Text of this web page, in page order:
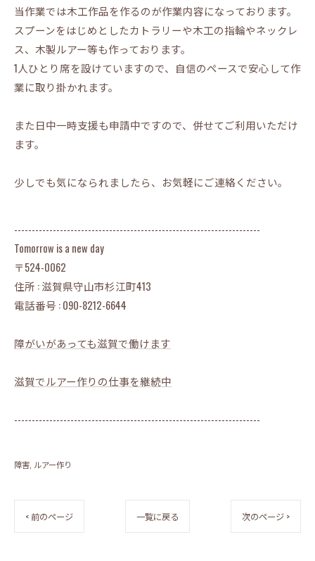
当作業では木工作品を作るのが作業内容になっております。
スプーンをはじめとしたカトラリーや木工の指輪やネックレ
ス、木製ルアー等も作っております。
1人ひとり席を設けていますので、自信のペースで安心して作
業に取り掛かれます。
また日中一時支援も申請中ですので、併せてご利用いただけ
ます。
少しでも気になられましたら、お気軽にご連絡ください。
----------------------------------------------------------------------
Tomorrow is a new day
〒524-0062
住所 : 滋賀県守山市杉江町413
電話番号 : 090-8212-6644
障がいがあっても滋賀で働けます
滋賀でルアー作りの仕事を継続中
----------------------------------------------------------------------
障害 ルアー作り
< 前のページ 一覧に戻る 次のページ >